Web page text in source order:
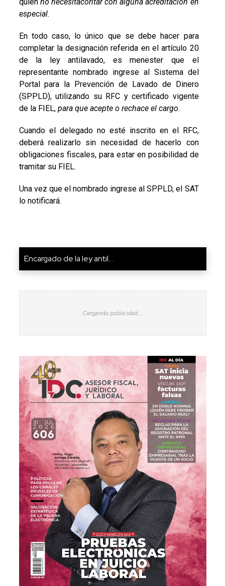
especial.
En todo caso, lo único que se debe hacer para
completar la designación referida en el artículo 20
de la ley antilavado, es menester que el
representante nombrado ingrese al Sistema del
Portal para la Prevención de Lavado de Dinero
(SPPLD), utilizando su RFC y certificado vigente
de la FIEL, para que acepte o rechace el cargo.
Cuando el delegado no esté inscrito en el RFC,
deberá realizarlo sin necesidad de hacerlo con
obligaciones fiscales, para estar en posibilidad de
tramitar su FIEL.
Una vez que el nombrado ingrese al SPPLD, el SAT
lo notificará.
Encargado de la ley antil...